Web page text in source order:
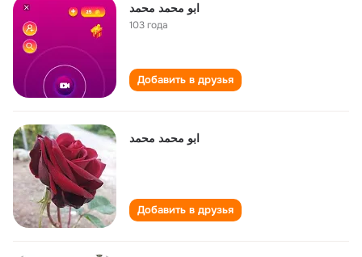
ابو محمد محمد
103 года
Добавить в друзья
ابو محمد محمد
Добавить в друзья